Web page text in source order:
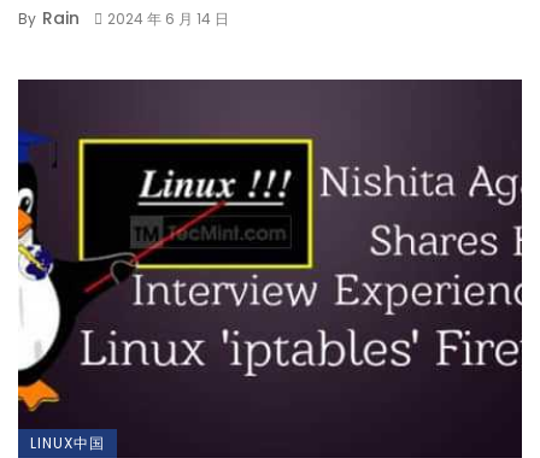
By Rain 2024 年 6 月 14 日
LINUX中国